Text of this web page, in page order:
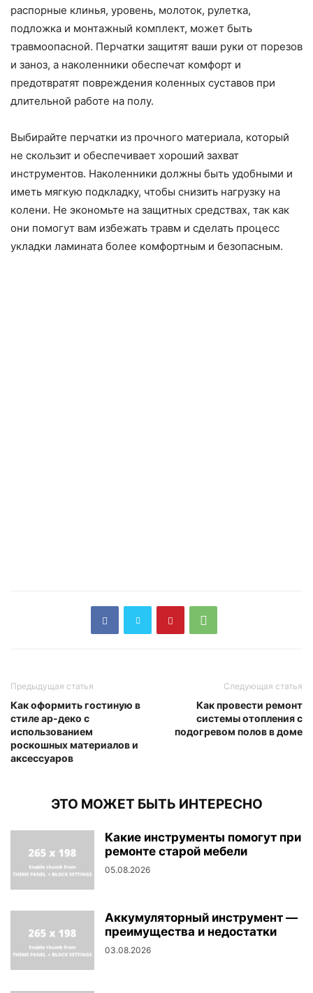
распорные клинья, уровень, молоток, рулетка,
подложка и монтажный комплект, может быть
травмоопасной. Перчатки защитят ваши руки от порезов
и заноз, а наколенники обеспечат комфорт и
предотвратят повреждения коленных суставов при
длительной работе на полу.
Выбирайте перчатки из прочного материала, который
не скользит и обеспечивает хороший захват
инструментов. Наколенники должны быть удобными и
иметь мягкую подкладку, чтобы снизить нагрузку на
колени. Не экономьте на защитных средствах, так как
они помогут вам избежать травм и сделать процесс
укладки ламината более комфортным и безопасным.
Предыдущая статья
Как оформить гостиную в
стиле ар-деко с
использованием
роскошных материалов и
аксессуаров
Следующая статья
Как провести ремонт
системы отопления с
подогревом полов в доме
ЭТО МОЖЕТ БЫТЬ ИНТЕРЕСНО
Какие инструменты помогут при
ремонте старой мебели
05.08.2026
Аккумуляторный инструмент —
преимущества и недостатки
03.08.2026